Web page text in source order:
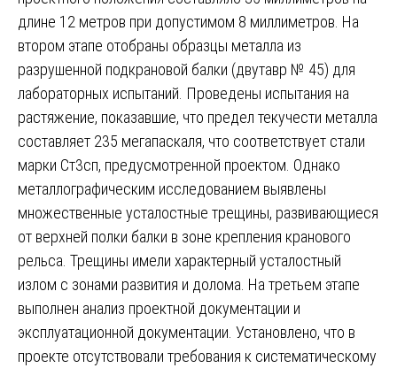
длине 12 метров при допустимом 8 миллиметров. На
втором этапе отобраны образцы металла из
разрушенной подкрановой балки (двутавр № 45) для
лабораторных испытаний. Проведены испытания на
растяжение, показавшие, что предел текучести металла
составляет 235 мегапаскаля, что соответствует стали
марки Ст3сп, предусмотренной проектом. Однако
металлографическим исследованием выявлены
множественные усталостные трещины, развивающиеся
от верхней полки балки в зоне крепления кранового
рельса. Трещины имели характерный усталостный
излом с зонами развития и долома. На третьем этапе
выполнен анализ проектной документации и
эксплуатационной документации. Установлено, что в
проекте отсутствовали требования к систематическому